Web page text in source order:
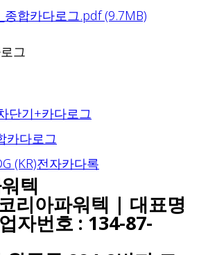
종합카다로그.pdf(9.7MB)
그
단기+카다로그
카다로그
(KR)전자카다록
텍
리아파워텍 | 대표명
자번호 : 134-87-